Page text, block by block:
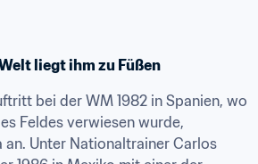
liegt ihm zu Füßen
bei der WM 1982 in Spanien, wo
Feldes verwiesen wurde,
Unter Nationaltrainer Carlos